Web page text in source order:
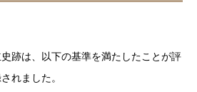
跡は、以下の基準を満たしたことが評
れました。